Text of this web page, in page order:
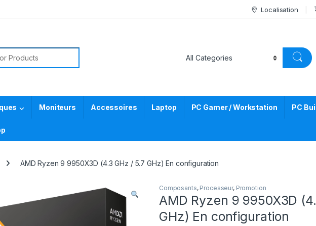
Localisation
Moniteurs Accessoires Laptop PC Gamer / Workstation PC
AMD Ryzen 9 9950X3D (4.3 GHz / 5.7 GHz) En configuration
Composants, Processeur, Promotion
AMD Ryzen 9 9950X3D
GHz) En configuration